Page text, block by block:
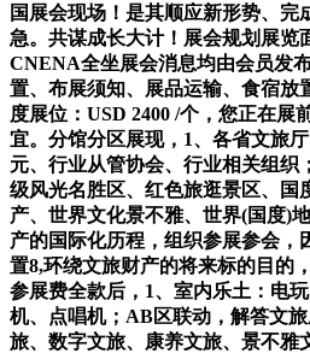
国展会现场！是其顺应新形势、完
急。共谋成长大计！展会规划展览
CNENA全坐展会消息均由会员发
置、布展须知、展品运输、食宿放
度展位：USD 2400 /个，您正在展
宜。分馆分区展现，1、各省文旅
元、行业从管协会、行业相关组织
级风光名胜区、红色旅逛景区、国
产、世界文化景不雅、世界(国度)
产的国际化历程，组织参展参会，
置8,环绕文旅财产的将来标的目的
参展费全款后，1、室内乐土：电
机、点唱机；AB区联动，解答文
旅、数字文旅、康养文旅、景不雅